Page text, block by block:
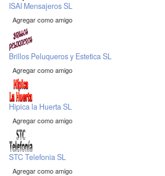
ISAI Mensajeros SL
Agregar como amigo
Brillos Peluqueros y Estetica SL
Agregar como amigo
Hipica la Huerta SL
Agregar como amigo
STC Telefonia SL
Agregar como amigo